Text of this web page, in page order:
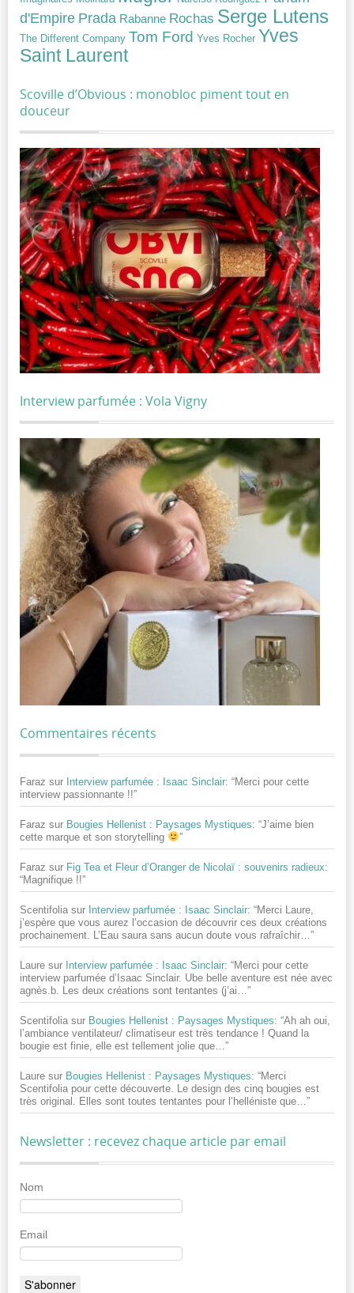
d'Empire Prada Rabanne Rochas Serge Lutens
The Different Company Tom Ford Yves Rocher Yves
Saint Laurent
Scoville d’Obvious : monobloc piment tout en
douceur
Interview parfumée : Vola Vigny
Commentaires récents
Faraz sur Interview parfumée : Isaac Sinclair: “Merci pour cette
interview passionnante !!”
Faraz sur Bougies Hellenist : Paysages Mystiques: “J’aime bien
cette marque et son storytelling
”
Faraz sur Fig Tea et Fleur d’Oranger de Nicolaï : souvenirs radieux:
“Magnifique !!”
Scentifolia sur Interview parfumée : Isaac Sinclair: “Merci Laure,
j’espère que vous aurez l’occasion de découvrir ces deux créations
prochainement. L’Eau saura sans aucun doute vous rafraîchir…”
Laure sur Interview parfumée : Isaac Sinclair: “Merci pour cette
interview parfumée d’Isaac Sinclair. Ube belle aventure est née avec
agnès.b. Les deux créations sont tentantes (j’ai…”
Scentifolia sur Bougies Hellenist : Paysages Mystiques: “Ah ah oui,
l’ambiance ventilateur/ climatiseur est très tendance ! Quand la
bougie est finie, elle est tellement jolie que…”
Laure sur Bougies Hellenist : Paysages Mystiques: “Merci
Scentifolia pour cette découverte. Le design des cinq bougies est
très original. Elles sont toutes tentantes pour l’helléniste que…”
Newsletter : recevez chaque article par email
Nom
Email